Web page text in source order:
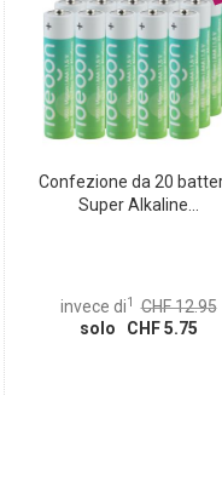
Confezione da 20
Super Alkaline...
invece di1 CHF 12.95
solo CHF 5.75